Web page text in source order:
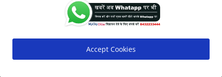
MOST VIEWED POSTS
एक- दो दिन और सहन कर लीजिए गर्मी ! राजस्थान में समय से ...
Accept Cookies